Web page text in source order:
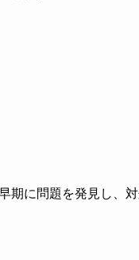
期に問題を発見し、